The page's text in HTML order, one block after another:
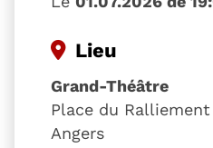
Lieu
Grand-Théâtre
Place du Ralliement
Angers